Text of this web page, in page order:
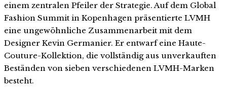
einem zentralen Pfeiler der Strategie. Auf dem Global
Fashion Summit in Kopenhagen präsentierte LVMH
eine ungewöhnliche Zusammenarbeit mit dem
Designer Kevin Germanier. Er entwarf eine Haute-
Couture-Kollektion, die vollständig aus unverkauften
Beständen von sieben verschiedenen LVMH-Marken
besteht.